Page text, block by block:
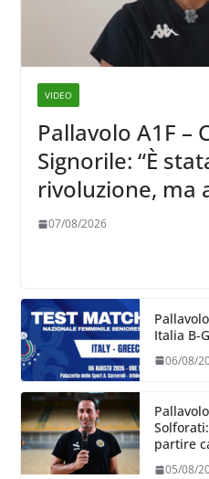
VIDEO
Pallavolo A1F –
Signorile: “È
rivoluzione, ma
chiare siu cosa
07/08/2026
Italia B-
06/08/
partire
05/08/